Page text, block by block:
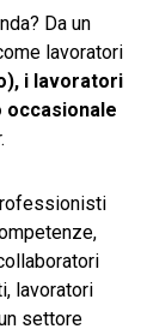
Da un
lavoratori
i lavoratori
lavoratori
settore